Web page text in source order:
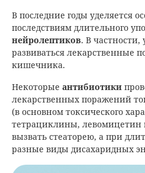
В последние годы уделяется
последствиям длительного
нейролептиков. В частности,
развиваться лекарственные
кишечника.
Некоторые антибиотики
лекарственных поражений
(в основном токсического
тетрациклины, левомицетин
вызвать стеаторею, а при
разные виды дисахаридных